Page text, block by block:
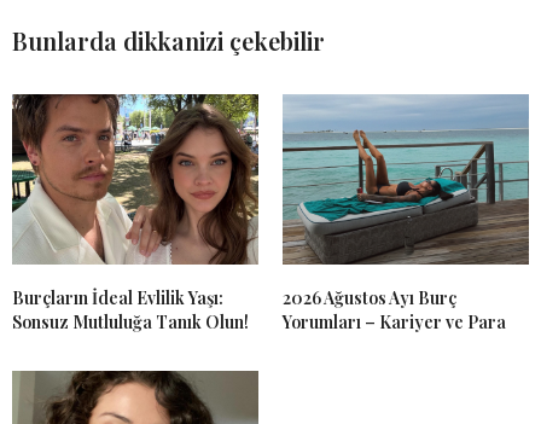
Bunlarda dikkanizi çekebilir
Burçların İdeal Evlilik Yaşı:
Sonsuz Mutluluğa Tanık Olun!
2026 Ağustos Ayı Burç
Yorumları – Kariyer ve Para